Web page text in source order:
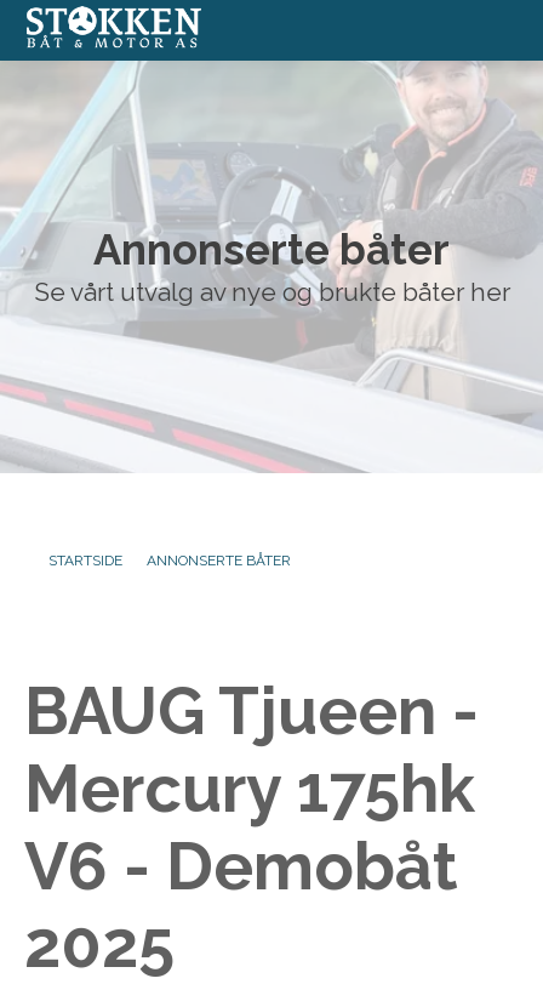
Båter
Annonserte båter
Båtmotorer
Båtverksted
Båtopplag
Annonserte båter
Se vårt utvalg av nye og brukte båter her
STARTSIDE ANNONSERTE BÅTER
BAUG Tjueen -
Mercury 175hk
V6 - Demobåt
2025